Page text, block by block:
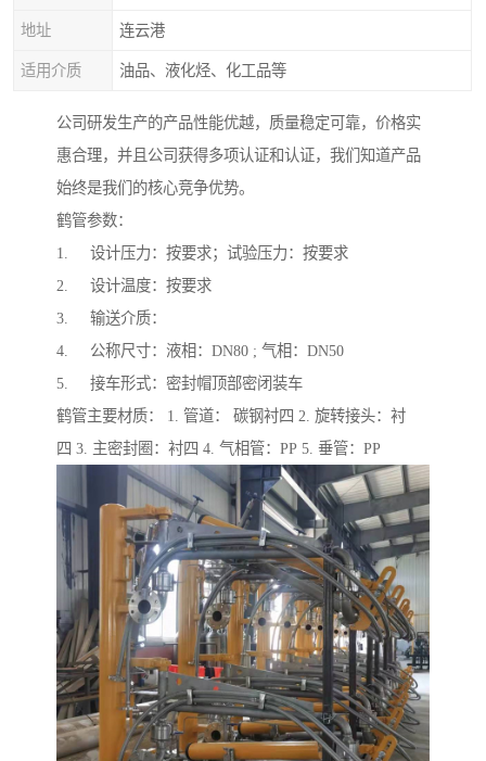
地址 连云港
适用介质 油品、液化烃、化工品等
公司研发生产的产品性能优越，质量稳定可靠，价格实
惠合理，并且公司获得多项认证和认证，我们知道产品
始终是我们的核心竞争优势。
鹤管参数：
1. 设计压力：按要求；试验压力：按要求
2. 设计温度：按要求
3. 输送介质：
4. 公称尺寸：液相：DN80 ; 气相：DN50
5. 接车形式：密封帽顶部密闭装车
鹤管主要材质： 1. 管道： 碳钢衬四 2. 旋转接头：衬
四 3. 主密封圈：衬四 4. 气相管：PP 5. 垂管：PP